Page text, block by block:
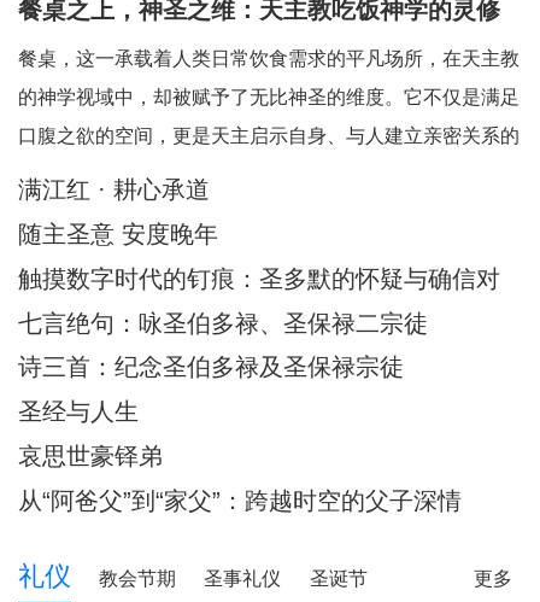
餐桌之上，神圣之维：天主教吃饭神学的灵修
餐桌，这一承载着人类日常饮食需求的平凡场所，在天主教
的神学视域中，却被赋予了无比神圣的维度。它不仅是满足
口腹之欲的空间，更是天主启示自身、与人建立亲密关系的
神圣舞台。天主教吃饭神学中所蕴含的灵修智慧，引领我们
到其中深刻的属灵启迪。在人类日常生活中，
满江红 · 耕心承道
随主圣意 安度晚年
触摸数字时代的钉痕：圣多默的怀疑与确信对
AI时代的信仰启迪
七言绝句：咏圣伯多禄、圣保禄二宗徒
诗三首：纪念圣伯多禄及圣保禄宗徒
圣经与人生
哀思世豪铎弟
从“阿爸父”到“家父”：跨越时空的父子深情
更多
礼仪 教会节期 圣事礼仪 圣诞节